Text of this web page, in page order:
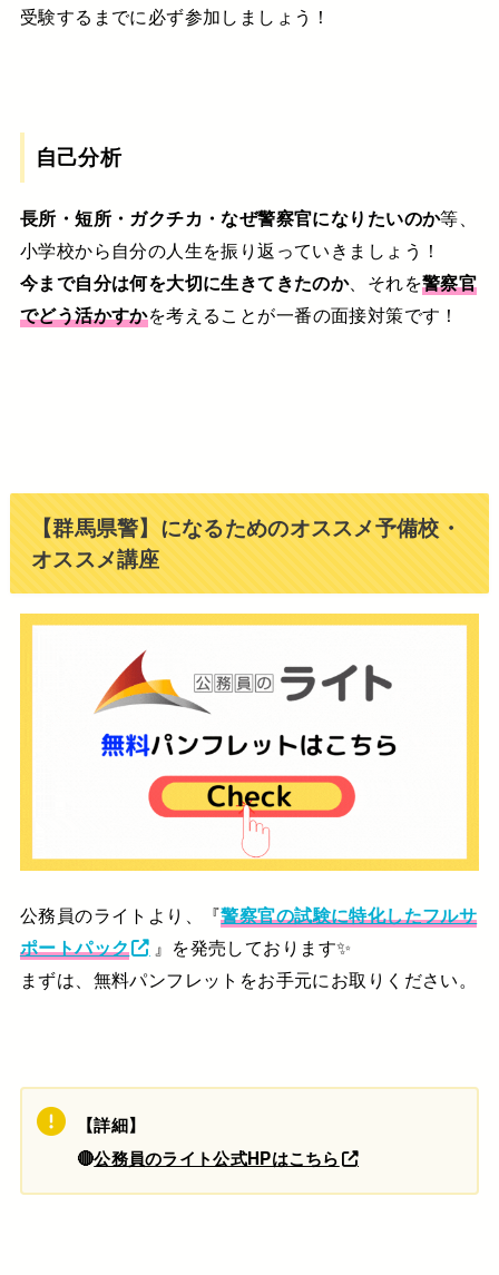
受験するまでに必ず参加しましょう！
自己分析
長所・短所・ガクチカ・なぜ警察官になりたいのか等、
小学校から自分の人生を振り返っていきましょう！
今まで自分は何を大切に生きてきたのか、それを警察官
でどう活かすかを考えることが一番の面接対策です！
【群馬県警】になるためのオススメ予備校・
オススメ講座
公務員のライトより、『警察官の試験に特化したフルサ
ポートパック
』を発売しております✨
まずは、無料パンフレットをお手元にお取りください。
【詳細】
🔴公務員のライト公式HPはこちら